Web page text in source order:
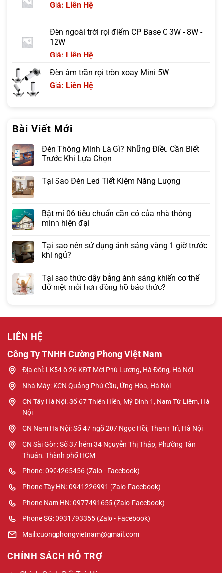
Giá: Liên Hệ
Đèn ngoài trời rọi điểm CP Base C 3W - 8W -
12W
Giá: Liên Hệ
Đèn âm trần rọi tròn xoay Mini 5W
Giá: Liên Hệ
Bài Viết Mới
Đèn Thông Minh Là Gì? Những Điều Cần Biết
Trước Khi Lựa Chọn
Tại Sao Đèn Led Tiết Kiệm Năng Lượng
Bật mí 06 tiêu chuẩn cần có của nhà thông
minh hiện đại
Tại sao nên sử dụng ánh sáng vàng 1 giờ trước
khi ngủ?
Tại sao thức dậy bằng ánh sáng khiến cơ thể
đỡ mệt mỏi hơn đồng hồ báo thức?
LIÊN HỆ
Công Ty TNHH Cường Phong Việt Nam
Địa chỉ: LK54 ô 26 KĐT Mới Phú Lương, Hà Đông, Hà Nội
Nhà Máy: KCN Quảng Phú Cầu, Ứng Hòa, Hà Nội
CN Tây Hà Nội: Số 67 Thiên Hiền, Mỹ Đình 1, Nam Từ Liêm, Hà
Nội
CN Nam Hà Nội: Số 47 ngõ 207 Ngọc Hồi, Thanh Trì, Hà Nội
CN Sài Gòn: Số 37 hẻm 34 Nguyễn Thị Thập, Phường Tân
Thuận, Thành phố HCM
Phone: 0904265456 (Zalo - Facebook)
Phone Tây HN: 0941226991 (Zalo-Facebook)
Phone Nam HN: 0977491655 (Zalo-Facebook)
Phone SG: 0931793355 (Zalo - Facebook)
Mail:cuongphongvietnam@gmail.com
CHÍNH SÁCH HỖ TRỢ